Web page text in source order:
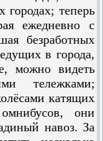
теперь
ежедневно с
безработных
в города,
можно видеть
тележками;
катящих
они
навоз. За